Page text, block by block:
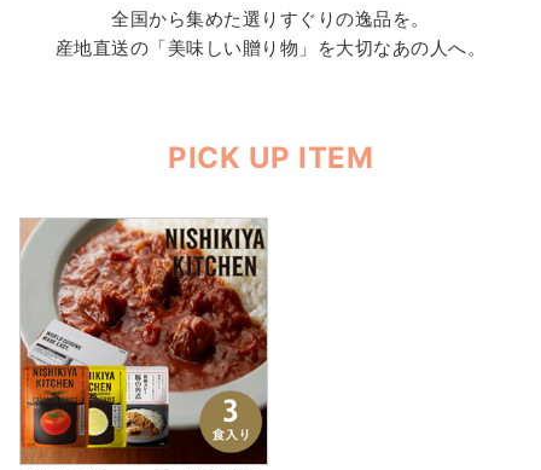
全国から集めた選りすぐりの逸品を。
産地直送の「美味しい贈り物」を大切なあの人へ。
PICK UP ITEM